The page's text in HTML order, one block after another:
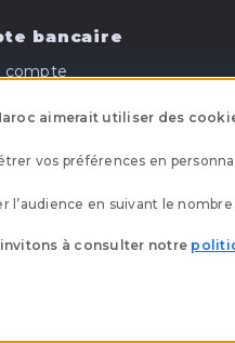
bancaire
compte
une agence
aimerait utiliser des
vos préférences en
l’audience en suivant le
à consulter notre